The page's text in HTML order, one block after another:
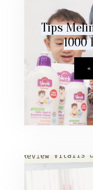
Tips
1000